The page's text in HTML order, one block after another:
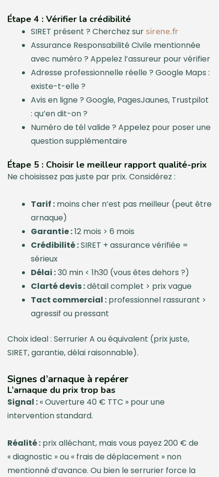
Étape 4 : Vérifier la crédibilité
SIRET présent ? Cherchez sursirene.fr
Assurance Responsabilité Civile mentionnée
avec numéro ? Appelez l’assureur pour vérifier
Adresse professionnelle réelle ? Google Maps :
existe-t-elle ?
Avis en ligne ? Google, PagesJaunes, Trustpilot
: qu’en dit-on ?
Numéro de tél valide ? Appelez pour poser une
question supplémentaire
Étape 5 : Choisir le meilleur rapport qualité-prix
Ne choisissez pas juste par prix. Considérez :
Tarif : moins cher n’est pas meilleur (peut être
arnaque)
Garantie :12 mois > 6 mois
Crédibilité :SIRET + assurance vérifiée =
sérieux
Délai :30 min < 1h30 (vous êtes dehors ?)
Clarté devis :détail complet > prix vague
Tact commercial : professionnel rassurant >
agressif ou pressant
Choix ideal : Serrurier A ou équivalent (prix juste,
SIRET, garantie, délai raisonnable).
Signes d’arnaque à repérer
L’arnaque du prix trop bas
Signal : « Ouverture 40 € TTC » pour une
intervention standard.
Réalité : prix alléchant, mais vous payez 200 € de
« diagnostic » ou « frais de déplacement » non
mentionné d’avance. Ou bien le serrurier force la